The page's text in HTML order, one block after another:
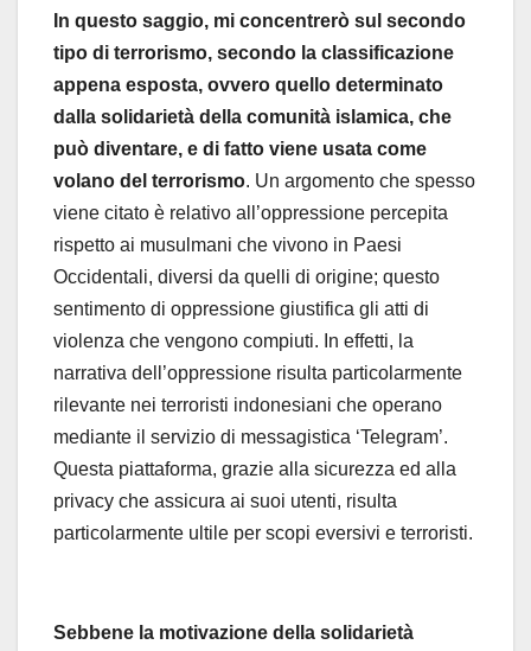
In questo saggio, mi concentrerò sul secondo
tipo di terrorismo, secondo la classificazione
appena esposta, ovvero quello determinato
dalla solidarietà della comunità islamica, che
può diventare, e di fatto viene usata come
volano del terrorismo. Un argomento che spesso
viene citato è relativo all’oppressione percepita
rispetto ai musulmani che vivono in Paesi
Occidentali, diversi da quelli di origine; questo
sentimento di oppressione giustifica gli atti di
violenza che vengono compiuti. In effetti, la
narrativa dell’oppressione risulta particolarmente
rilevante nei terroristi indonesiani che operano
mediante il servizio di messagistica ‘Telegram’.
Questa piattaforma, grazie alla sicurezza ed alla
privacy che assicura ai suoi utenti, risulta
particolarmente ultile per scopi eversivi e terroristi.
Sebbene la motivazione della solidarietà